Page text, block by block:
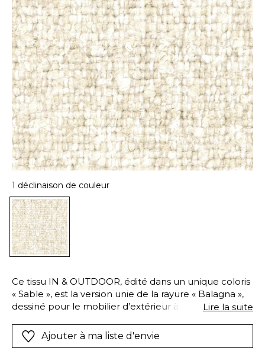
1 déclinaison de couleur
Ce tissu IN & OUTDOOR, édité dans un unique coloris
« Sable », est la version unie de la rayure « Balagna »,
dessiné pour le mobilier d’extérieur à usage classique.
de tissage fin et serré, offrant à la main qui s’y attarde
une véritable caresse. Pour autant, tout comme son
Lire la suite
Ajouter à ma liste d'envie